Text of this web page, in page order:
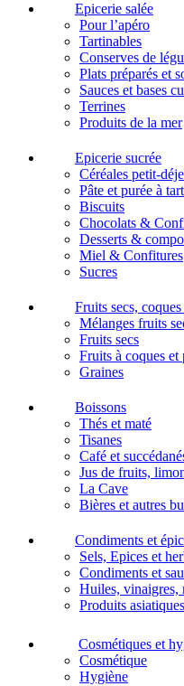
Epicerie salée
Pour l’apéro
Tartinables
Conserves de
Plats préparés et
Sauces et bases
Terrines
Produits de la mer
Epicerie sucrée
Céréales petit-
Pâte et purée à
Biscuits
Chocolats &
Desserts &
Miel & Confitures
Sucres
Fruits secs,
Mélanges fruits
Fruits secs
Fruits à coques et
Graines
Boissons
Thés et maté
Tisanes
Café et
Jus de fruits,
La Cave
Bières et autres
Condiments et
Sels, Epices et
Condiments et
Huiles, vinaigres,
Produits asiatiques
Cosmétiques et
Cosmétique
Hygiène